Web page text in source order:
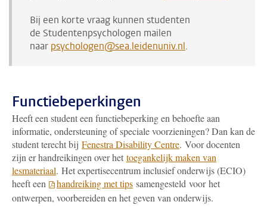
Bij een korte vraag kunnen studenten
de Studentenpsychologen mailen
naar psychologen@sea.leidenuniv.nl.
Functiebeperkingen
Heeft een student een functiebeperking en behoefte aan
informatie, ondersteuning of speciale voorzieningen? Dan kan de
student terecht bij Fenestra Disability Centre. Voor docenten
zijn er handreikingen over het toegankelijk maken van
lesmateriaal. Het expertisecentrum inclusief onderwijs (ECIO)
heeft een
handreiking met tips samengesteld voor het
ontwerpen, voorbereiden en het geven van onderwijs.